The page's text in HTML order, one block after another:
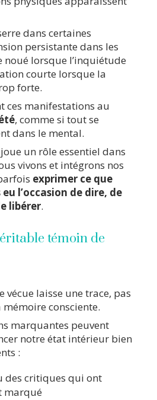
dans certaines
persistante dans les
noué lorsque l’inquiétude
courte lorsque la
forte.
ces manifestations au
, comme si tout se
dans le mental.
un rôle essentiel dans
vivons et intégrons nos
exprimer ce que
eu l’occasion de dire, de
libérer.
témoin de
vécue laisse une trace, pas
consciente.
marquantes peuvent
notre état intérieur bien
:
des critiques qui ont
marqué